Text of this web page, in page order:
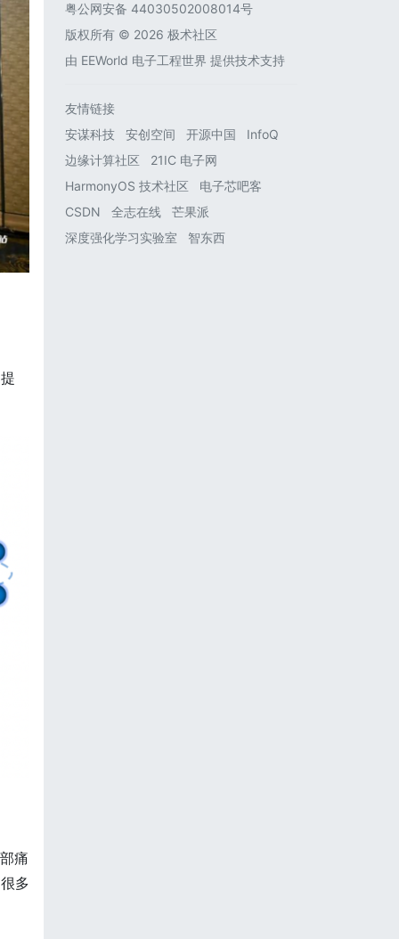
痛
多
粤公网安备 44030502008014号
版权所有 © 2026 极术社区
由 EEWorld 电子工程世界 提供技术支持
友情链接
安谋科技
安创空间 开源中国
InfoQ
边缘计算社区
21IC 电子网
HarmonyOS 技术社区
电子芯吧客
CSDN
全志在线
芒果派
深度强化学习实验室
智东西